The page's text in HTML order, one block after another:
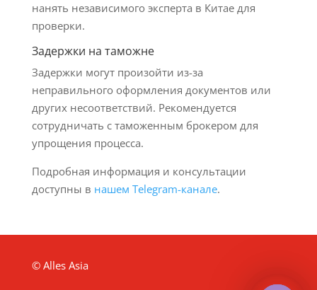
нанять независимого эксперта в Китае для
проверки.
Задержки на таможне
Задержки могут произойти из-за
неправильного оформления документов или
других несоответствий. Рекомендуется
сотрудничать с таможенным брокером для
упрощения процесса.
Подробная информация и консультации
доступны в нашем Telegram-канале.
© Alles Asia